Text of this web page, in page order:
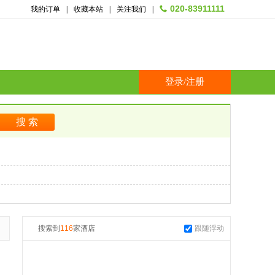
我的订单 收藏本站 关注我们 020-83911111
登录/注册
搜索到 116家酒店 跟随浮动